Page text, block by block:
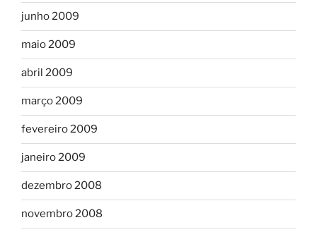
junho 2009
maio 2009
abril 2009
março 2009
fevereiro 2009
janeiro 2009
dezembro 2008
novembro 2008